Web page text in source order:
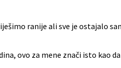
ranije ali sve je ostajalo
ovo za mene znači isto kao